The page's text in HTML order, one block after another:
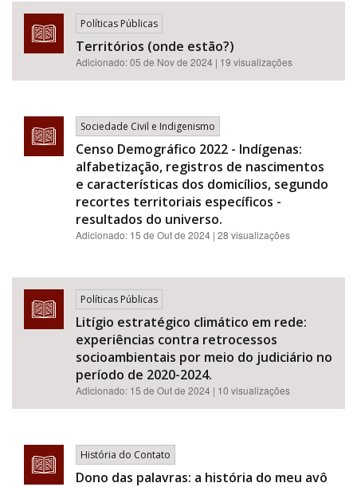
Políticas Públicas
Territórios (onde estão?)
Adicionado:05 de Nov de 2024 | 19 visualizações
Sociedade Civil e Indigenismo
Censo Demográfico 2022 - Indígenas:
alfabetização, registros de nascimentos
e características dos domicílios, segundo
recortes territoriais específicos -
resultados do universo.
Adicionado: 15 de Out de 2024 | 28 visualizações
Políticas Públicas
Litígio estratégico climático em rede:
experiências contra retrocessos
socioambientais por meio do judiciário no
período de 2020-2024.
Adicionado: 15 de Out de 2024 | 10 visualizações
História do Contato
Dono das palavras: a história do meu avô